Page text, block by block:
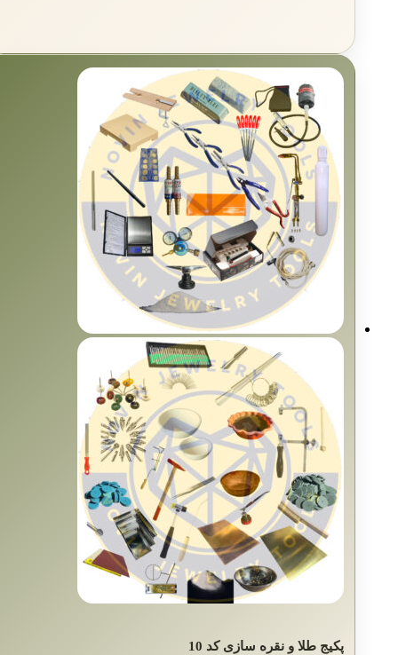
پکیج طلا و نقره سازی کد 10